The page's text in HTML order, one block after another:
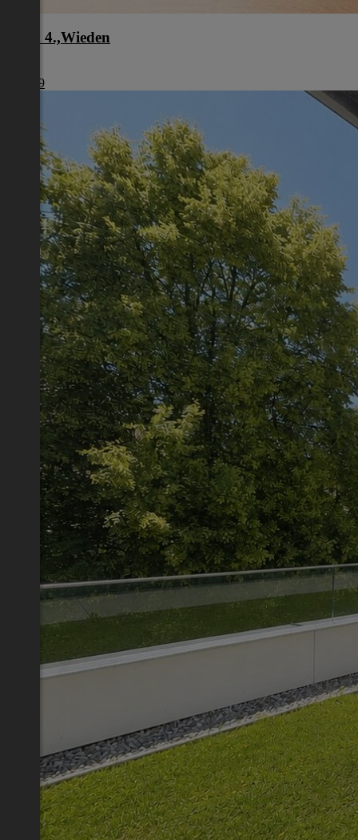
Wien 4.,Wieden
€ 1.239